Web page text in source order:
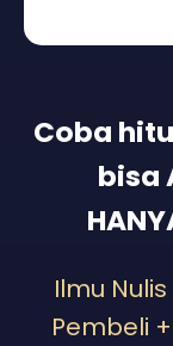
Coba
bisa
Ilmu
Pembeli